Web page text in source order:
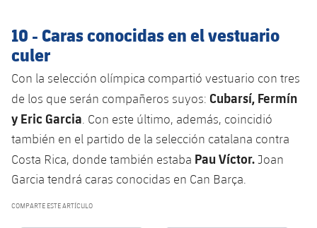
10 - Caras conocidas en el vestuario
culer
Con la selección olímpica compartió vestuario con tres
de los que serán compañeros suyos: Cubarsí, Fermín
y Eric Garcia . Con este último, además, coincidió
también en el partido de la selección catalana contra
Costa Rica, donde también estaba Pau Víctor. Joan
Garcia tendrá caras conocidas en Can Barça.
COMPARTE ESTE ARTÍCULO